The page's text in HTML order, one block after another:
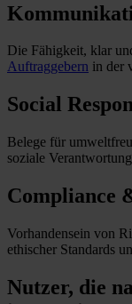
Die Fähigkeit, klar
Auftraggebern in der
Social
Belege für
soziale Verantwortung
Compliance
Vorhandensein von
ethischer Standards
Nutzer, die